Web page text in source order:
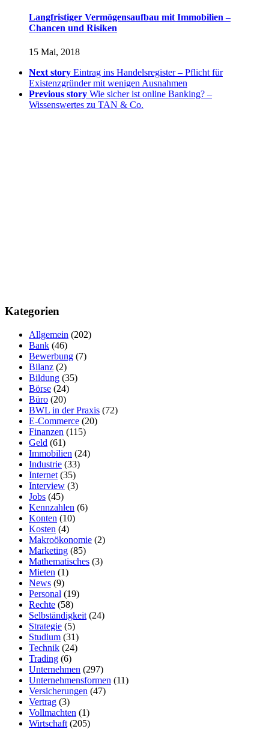
Langfristiger Vermögensaufbau mit Immobilien –
Chancen und Risiken
15 Mai, 2018
Next story Eintrag ins Handelsregister – Pflicht für
Existenzgründer mit wenigen Ausnahmen
Previous story Wie sicher ist online Banking? –
Wissenswertes zu TAN & Co.
Kategorien
Allgemein (202)
Bank (46)
Bewerbung (7)
Bilanz (2)
Bildung (35)
Börse (24)
Büro (20)
BWL in der Praxis (72)
E-Commerce (20)
Finanzen (115)
Geld (61)
Immobilien (24)
Industrie (33)
Internet (35)
Interview (3)
Jobs (45)
Kennzahlen (6)
Konten (10)
Kosten (4)
Makroökonomie (2)
Marketing (85)
Mathematisches (3)
Mieten (1)
News (9)
Personal (19)
Rechte (58)
Selbständigkeit (24)
Strategie (5)
Studium (31)
Technik (24)
Trading (6)
Unternehmen (297)
Unternehmensformen (11)
Versicherungen (47)
Vertrag (3)
Vollmachten (1)
Wirtschaft (205)